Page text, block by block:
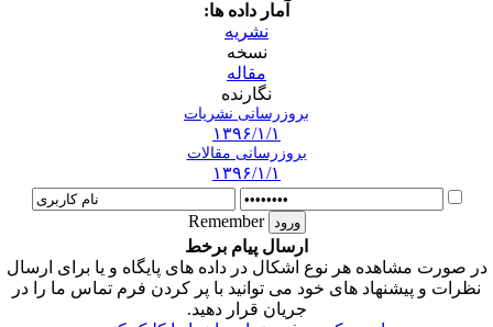
آمار داده ها:
نشریه
نسخه
مقاله
نگارنده
بروزرسانی نشریات
۱۳۹۶/۱/۱
بروزرسانی مقالات
۱۳۹۶/۱/۱
Remember
ارسال پیام برخط
در صورت مشاهده هر نوع اشکال در داده های پایگاه و یا برای ارسال
نظرات و پیشنهاد های خود می توانید با پر کردن فرم تماس ما را در
جریان قرار دهید.